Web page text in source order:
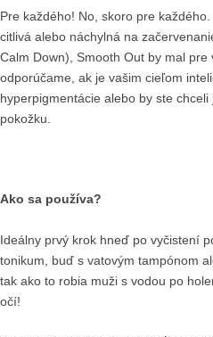
Pre každého! No, skoro pre
citlivá alebo náchylná na
Calm Down), Smooth Out by mal
odporúčame, ak je vašim cieľom
hyperpigmentácie alebo by ste
pokožku.
Ako sa používa?
Ideálny prvý krok hneď po vyčistení
tonikum, buď s vatovým tampónom
tak ako to robia muži s vodou po
očí!